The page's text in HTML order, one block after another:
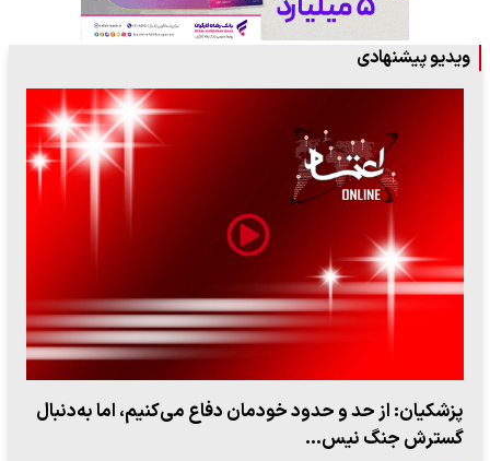
ویدیو پیشنهادی
پزشکیان: از حد و حدود خودمان دفاع می‌کنیم، اما به‌دنبال
گسترش جنگ نیس…